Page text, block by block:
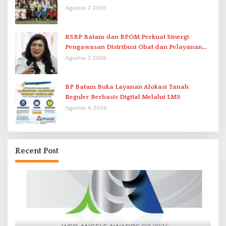
di Stadion Temenggung Abdul Jamal
Agustus 7, 2026
RSBP Batam dan BPOM Perkuat Sinergi
Pengawasan Distribusi Obat dan Pelayanan
Kefarmasian
Agustus 7, 2026
BP Batam Buka Layanan Alokasi Tanah
Reguler Berbasis Digital Melalui LMS
Agustus 6, 2026
Recent Post